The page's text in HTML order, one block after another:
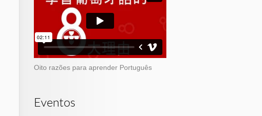
Oito razões para aprender Português
Eventos